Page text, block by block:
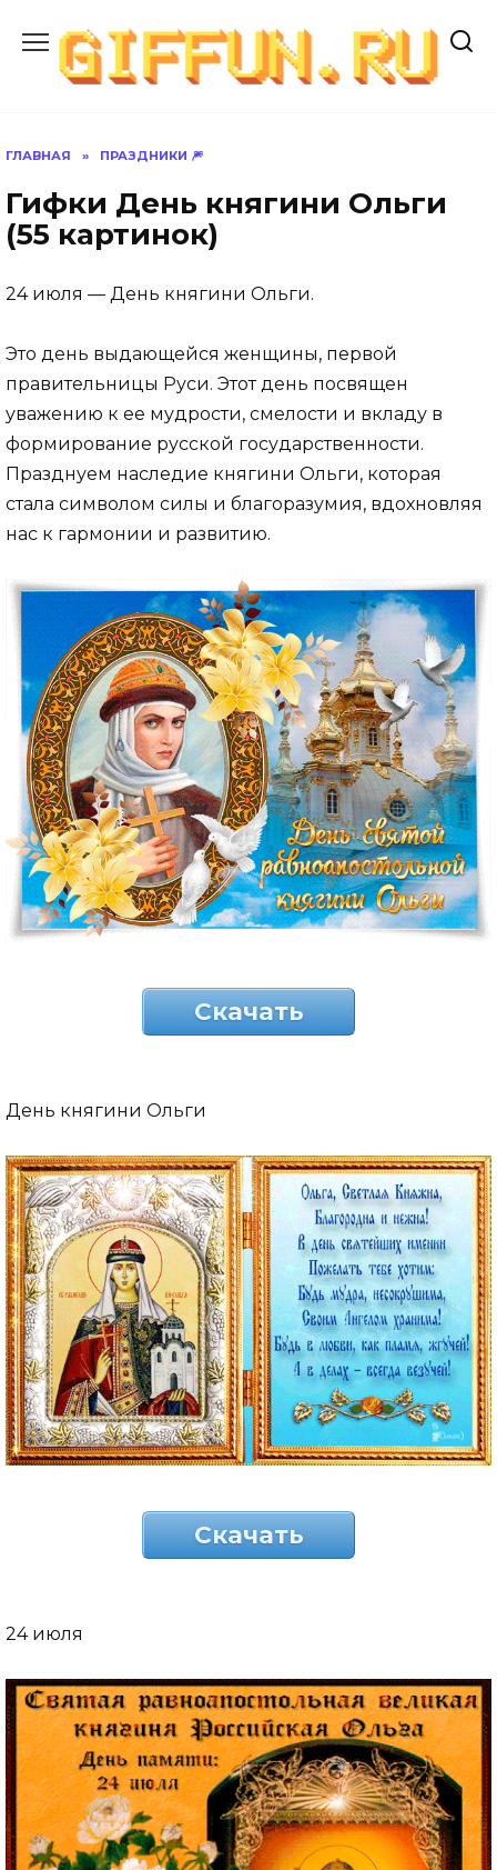
содержанию
ГЛАВНАЯ » ПРАЗДНИКИ 🎆
Гифки День княгини Ольги
(55 картинок)
24 июля — День княгини Ольги.
Это день выдающейся женщины, первой
правительницы Руси. Этот день посвящен
уважению к ее мудрости, смелости и вкладу в
формирование русской государственности.
Празднуем наследие княгини Ольги, которая
стала символом силы и благоразумия, вдохновляя
нас к гармонии и развитию.
Скачать
День княгини Ольги
Скачать
24 июля